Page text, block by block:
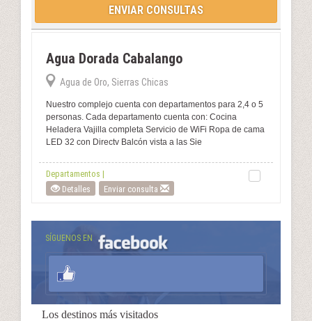
ENVIAR CONSULTAS
Agua Dorada Cabalango
Agua de Oro, Sierras Chicas
Nuestro complejo cuenta con departamentos para 2,4 o 5
personas. Cada departamento cuenta con: Cocina
Heladera Vajilla completa Servicio de WiFi Ropa de cama
LED 32 con Directv Balcón vista a las Sie
Departamentos |
Detalles
Enviar consulta
SÍGUENOS EN
Los destinos más visitados